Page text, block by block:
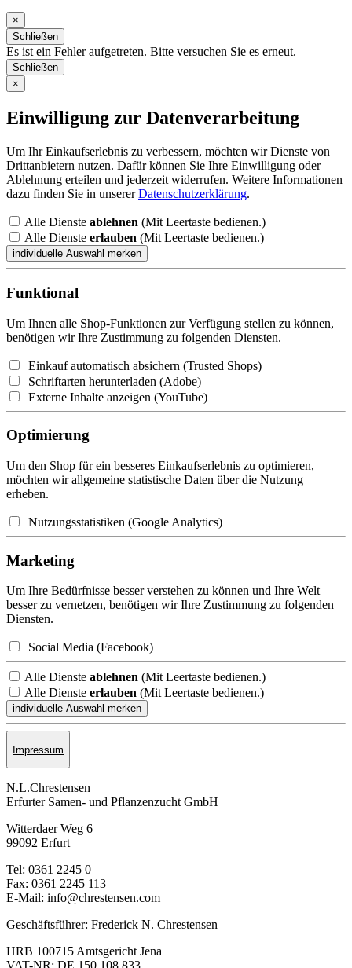
×
Schließen
Es ist ein Fehler aufgetreten. Bitte versuchen Sie es erneut.
Schließen
×
Einwilligung zur Datenverarbeitung
Um Ihr Einkaufserlebnis zu verbessern, möchten wir Dienste von
Drittanbietern nutzen. Dafür können Sie Ihre Einwilligung oder
Ablehnung erteilen und jederzeit widerrufen. Weitere Informationen
dazu finden Sie in unsererDatenschutzerklärung.
Alle Dienste ablehnen (Mit Leertaste bedienen.)
Alle Dienste erlauben (Mit Leertaste bedienen.)
Funktional
Um Ihnen alle Shop-Funktionen zur Verfügung stellen zu können,
benötigen wir Ihre Zustimmung zu folgenden Diensten.
Einkauf automatisch absichern (Trusted Shops)
Schriftarten herunterladen (Adobe)
Externe Inhalte anzeigen (YouTube)
Optimierung
Um den Shop für ein besseres Einkaufserlebnis zu optimieren,
möchten wir allgemeine statistische Daten über die Nutzung
erheben.
Nutzungsstatistiken (Google Analytics)
Marketing
Um Ihre Bedürfnisse besser verstehen zu können und Ihre Welt
besser zu vernetzen, benötigen wir Ihre Zustimmung zu folgenden
Diensten.
Social Media (Facebook)
Alle Dienste ablehnen (Mit Leertaste bedienen.)
Alle Dienste erlauben (Mit Leertaste bedienen.)
Impressum
N.L.Chrestensen
Erfurter Samen- und Pflanzen­zucht GmbH
Witterdaer Weg 6
99092 Erfurt
Tel: 0361 2245 0
Fax: 0361 2245 113
E-Mail: info@chrestensen.com
Geschäftsführer: Frederick N. Chrestensen
HRB 100715 Amtsgericht Jena
VAT-NR: DE 150 108 833